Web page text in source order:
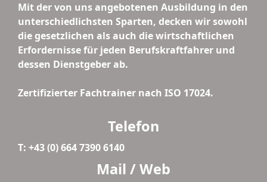
Mit der von uns angebotenen Ausbildung in den
unterschiedlichsten Sparten, decken wir sowohl
die gesetzlichen als auch die wirtschaftlichen
Erfordernisse für jeden Berufskraftfahrer und
dessen Dienstgeber ab.
Zertifizierter Fachtrainer nach ISO 17024.
Telefon
T: +43 (0) 664 7390 6140
Mail / Web